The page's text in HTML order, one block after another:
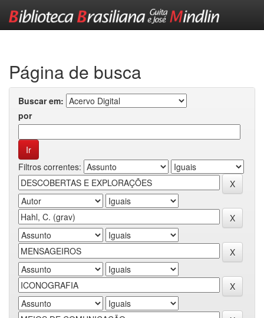
Página de busca
Buscar em:
por
Filtros correntes: